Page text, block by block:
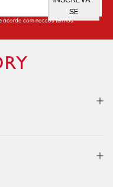
SE
acordo com nossos termos.